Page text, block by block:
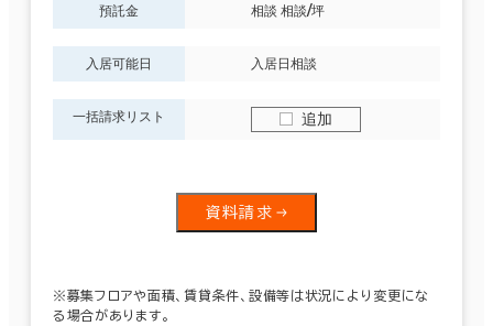
預託金 相談 相談/坪
入居可能日 入居日相談
一括請求リスト 追加
資料請求
※募集フロアや面積、賃貸条件、設備等は状況により変更にな
る場合があります。